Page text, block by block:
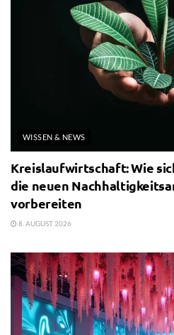
WISSEN & NEWS
Kreislaufwirtschaft: Wie
die neuen
vorbereiten
8. AUGUST 2026